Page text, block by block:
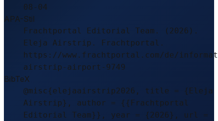
08-04
APA-Stil
Frachtportal Editorial Team. (2026).
Eleja Airstrip. Frachtportal.
https://www.frachtportal.com/de/
airstrip-airport-9749
BibTeX
@misc{elejaairstrip2026, title = {Eleja
Airstrip}, author = {{Frachtportal
Editorial Team}}, year = {2026}, url =